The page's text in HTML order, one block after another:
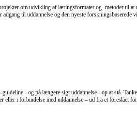
om udvikling af læringsformater og -metoder til
til uddannelse og den nyeste forskningsbaserede
- og på længere sigt uddannelse - op at stå.
i forbindelse med uddannelse – ud fra et foreslået